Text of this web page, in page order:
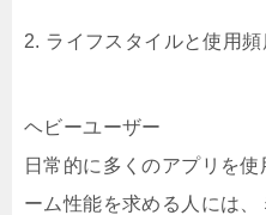
2. ライフスタイルと使用頻
ヘビーユーザー
日常的に多くのアプリを
ーム性能を求める人には